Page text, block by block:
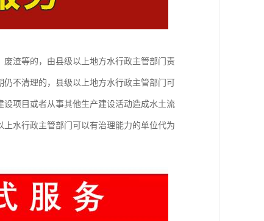
渣等的，由县级以上地方水行政主管部门责
不清理的，县级以上地方水行政主管部门可
项目或者从事其他生产建设活动造成水土流
水行政主管部门可以有治理能力的单位代为